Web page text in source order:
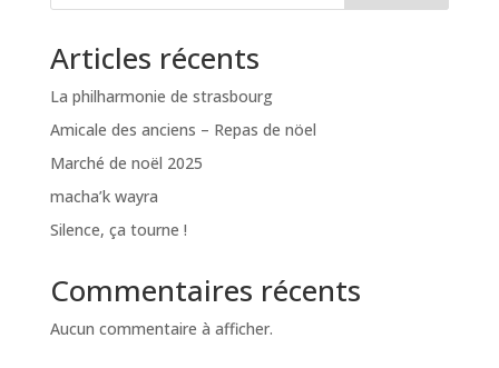
Articles récents
La philharmonie de strasbourg
Amicale des anciens – Repas de nöel
Marché de noël 2025
macha’k wayra
Silence, ça tourne !
Commentaires récents
Aucun commentaire à afficher.